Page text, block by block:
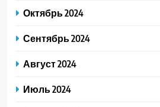
Октябрь 2024
Сентябрь 2024
Август 2024
Июль 2024